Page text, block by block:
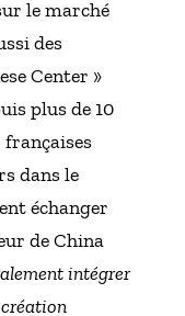
le marché
des
Center »
plus de 10
dans le
échanger
de China
intégrer